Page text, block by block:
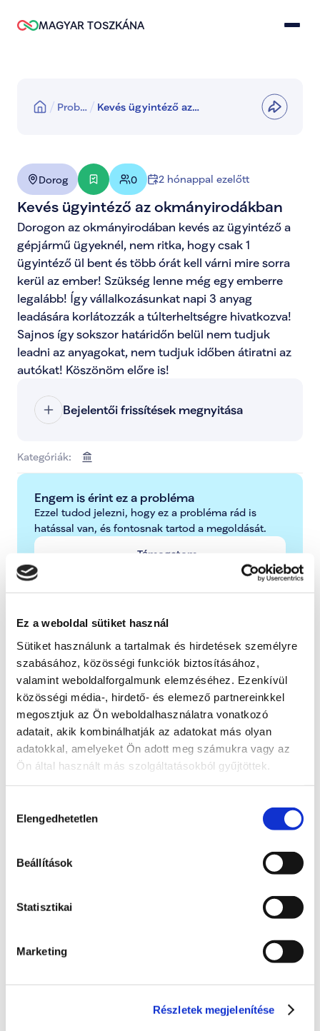
Ez a weboldal sütiket használ
Sütiket használunk a tartalmak és hirdetések személyre
szabásához, közösségi funkciók biztosításához,
valamint weboldalforgalmunk elemzéséhez. Ezenkívül
közösségi média-, hirdető- és elemező partnereinkkel
megosztjuk az Ön weboldalhasználatra vonatkozó
adatait, akik kombinálhatják az adatokat más olyan
adatokkal, amelyeket Ön adott meg számukra vagy az
Ön által használt más szolgáltatásokból gyűjtöttek.
kiválasztása
Elengedhetetlen
Beállítások
Statisztikai
Marketing
Részletek megjelenítése
MAGYAR TOSZKÁNA
Prob…
Kevés ügyintéző az
Dorog 0 2 hónappal ezelőtt
Kevés ügyintéző az okmányirodákban
Dorogon az okmányirodában kevés az ügyintéző a
gépjármű ügyeknél, nem ritka, hogy csak 1
ügyintéző ül bent és több órát kell várni mire sorra
kerül az ember! Szükség lenne még egy emberre
legalább! Így vállalkozásunkat napi 3 anyag
leadására korlátozzák a túlterheltségre hivatkozva!
Sajnos így sokszor határidőn belül nem tudjuk
leadni az anyagokat, nem tudjuk időben átiratni az
autókat! Köszönöm előre is!
Bejelentői frissítések megnyitása
Kategóriák:
Engem is érint ez a probléma
Ezzel tudod jelezni, hogy ez a probléma rád is
hatással van, és fontosnak tartod a megoldását.
Támogatom
Radnai Márk
A TISZA alelnöke, Országgyűlési képviselő,
Kormánybiztos
Teljes állapot lista megnyitása
A probléma megoldásához csatolt dokumentum(ok):
Hozzászóláshoz bejelentkezés szükséges
Bejelentkezés után azonnal csatlakozhatsz a
0 hozzászólás Időrendi sorrendbe rendezve
Státusz
2026. június 24., szerda